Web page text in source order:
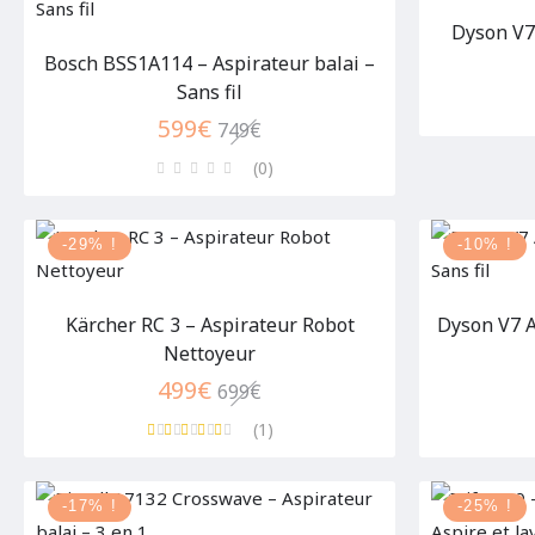
Bosch BSS1A114 – Aspirateur balai –
Sans fil
749€
599€
(0)
Dyson
-29% !
Kärcher RC 3 – Aspirateur Robot
Nettoyeur
699€
499€
(1 )
-10% !
Dyson V7
-17% ! -25% !